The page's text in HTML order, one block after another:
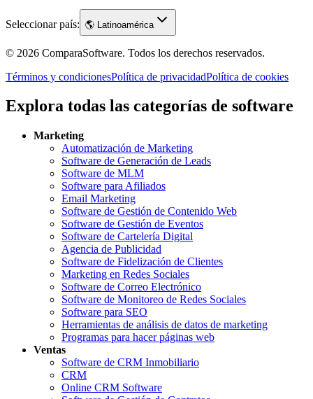
Seleccionar país: 🌎 Latinoamérica
© 2026 ComparaSoftware. Todos los derechos reservados.
Términos y condicionesPolítica de privacidadPolítica de cookies
Explora todas las categorías de software
Marketing
Automatización de Marketing
Software de Generación de Leads
Software de MLM
Software para Afiliados
Email Marketing
Software de Gestión de Contenido Web
Software de Gestión de Eventos
Software de Cartelería Digital
Agencia de Publicidad
Software de Fidelización de Clientes
Marketing en Redes Sociales
Software de Correo Electrónico
Software de Monitoreo de Redes Sociales
Software para SEO
Herramientas de análisis de datos de marketing
Programas para hacer páginas web
Ventas
Software de CRM Inmobiliario
CRM
Online CRM Software